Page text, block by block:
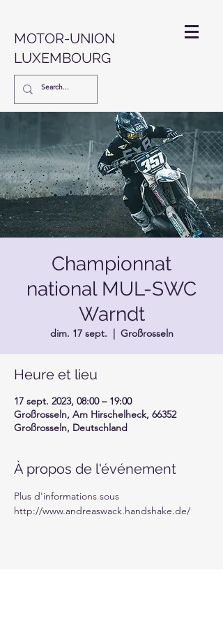
MOTOR-UNION
LUXEMBOURG
Championnat
national MUL-SWC
Warndt
dim. 17 sept.
  |
Großrosseln
Heure et lieu
17 sept. 2023, 08:00 – 19:00
Großrosseln, Am Hirschelheck, 66352
Großrosseln, Deutschland
À propos de l'événement
Plus d'informations sous
http://www.andreaswack.handshake.de/